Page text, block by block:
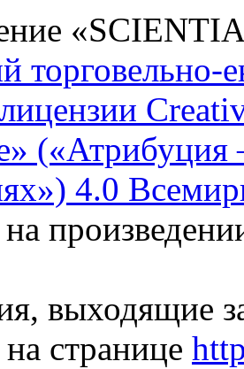
«
торговельно-
лицензии
4.0
выходящие
странице